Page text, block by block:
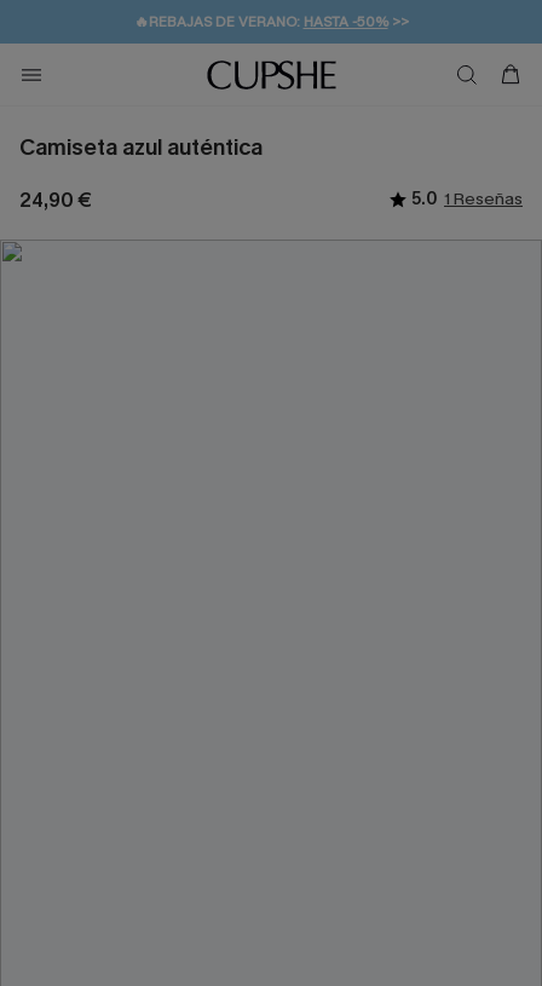
💌¡SUSCRIBIRSE & GANAR -10% EXTRA!
🚚ENVÍO GRATUITO A PARTIR DE 49 € >>
Camiseta azul auténtica
24,90 € 5.0 1 Reseñas